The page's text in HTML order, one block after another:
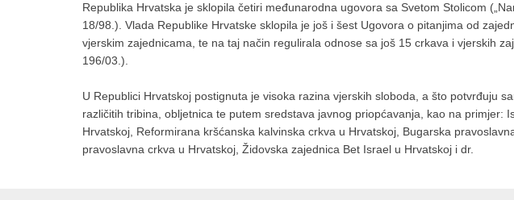
Republika Hrvatska je sklopila četiri međunarodna ugovora sa Svetom Stolicom
18/98.). Vlada Republike Hrvatske sklopila je još i šest Ugovora o pitanjima od
vjerskim zajednicama, te na taj način regulirala odnose sa još 15 crkava i vjerskih
196/03.).
U Republici Hrvatskoj postignuta je visoka razina vjerskih sloboda, a što potvrđuju
različitih tribina, obljetnica te putem sredstava javnog priopćavanja, kao na primjer:
Hrvatskoj, Reformirana kršćanska kalvinska crkva u Hrvatskoj, Bugarska
pravoslavna crkva u Hrvatskoj, Židovska zajednica Bet Israel u Hrvatskoj i dr.